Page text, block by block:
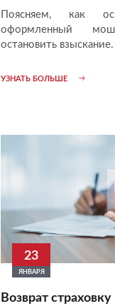
Поясняем, как
оформленный
остановить взыскание.
УЗНАТЬ БОЛЬШЕ
23
ЯНВАРЯ
Возврат